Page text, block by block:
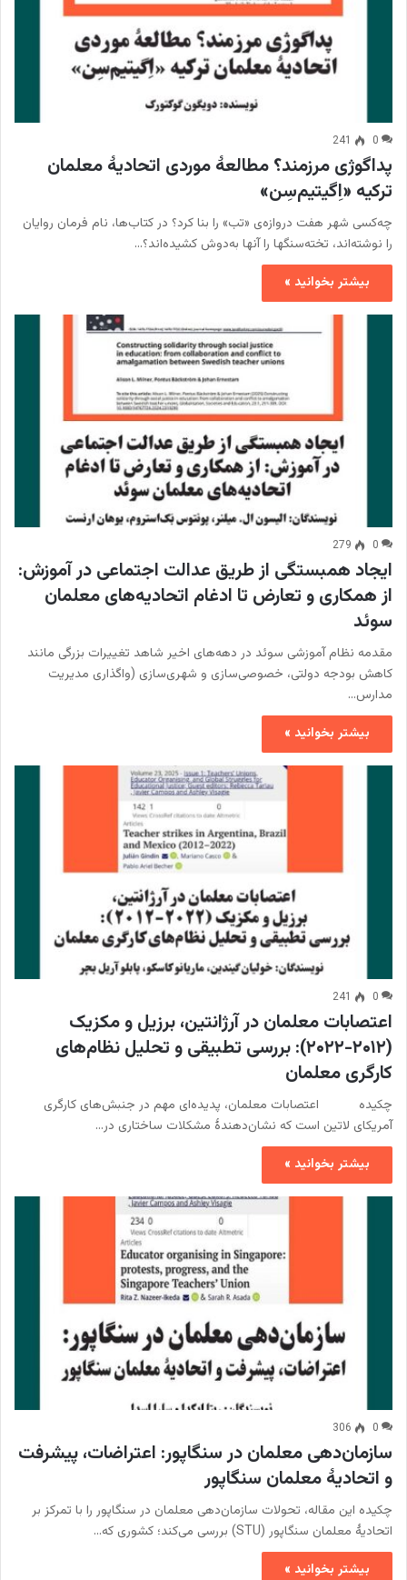
0
241
پداگوژی مرزمند؟ مطالعۀ موردی اتحادیۀ معلمان
ترکیه «اِگیتیم‌سِن»
چه‌کسی شهر هفت ‌دروازه‌ی «تب» را بنا کرد؟ در کتاب‌ها، نام فرمان روایان
را نوشته‌اند، تخته‌سنگها را آنها به‌دوش کشیده‌اند؟…
بیشتر بخوانید »
0
279
ایجاد همبستگی از طریق عدالت اجتماعی در آموزش:
از همکاری و تعارض تا ادغام اتحادیه‌های معلمان
سوئد
مقدمه نظام آموزشی سوئد در دهه‌های اخیر شاهد تغییرات بزرگی مانند
کاهش بودجه دولتی، خصوصی‌سازی و شهری‌سازی (واگذاری مدیریت
مدارس…
بیشتر بخوانید »
0
241
اعتصابات معلمان در آرژانتین، برزیل و مکزیک
(۲۰۱۲-۲۰۲۲): بررسی تطبیقی و تحلیل نظام‌های
کارگری معلمان
چکیده اعتصابات معلمان، پدیده‌ای مهم در جنبش‌های کارگری
آمریکای لاتین است که نشان‌دهندۀ مشکلات ساختاری در…
بیشتر بخوانید »
0
306
سازمان‌دهی معلمان در سنگاپور: اعتراضات، پیشرفت
و اتحادیۀ معلمان سنگاپور
چکیده این مقاله، تحولات سازمان‌دهی معلمان در سنگاپور را با تمرکز بر
اتحادیۀ معلمان سنگاپور (STU) بررسی می‌کند؛ کشوری که…
بیشتر بخوانید »